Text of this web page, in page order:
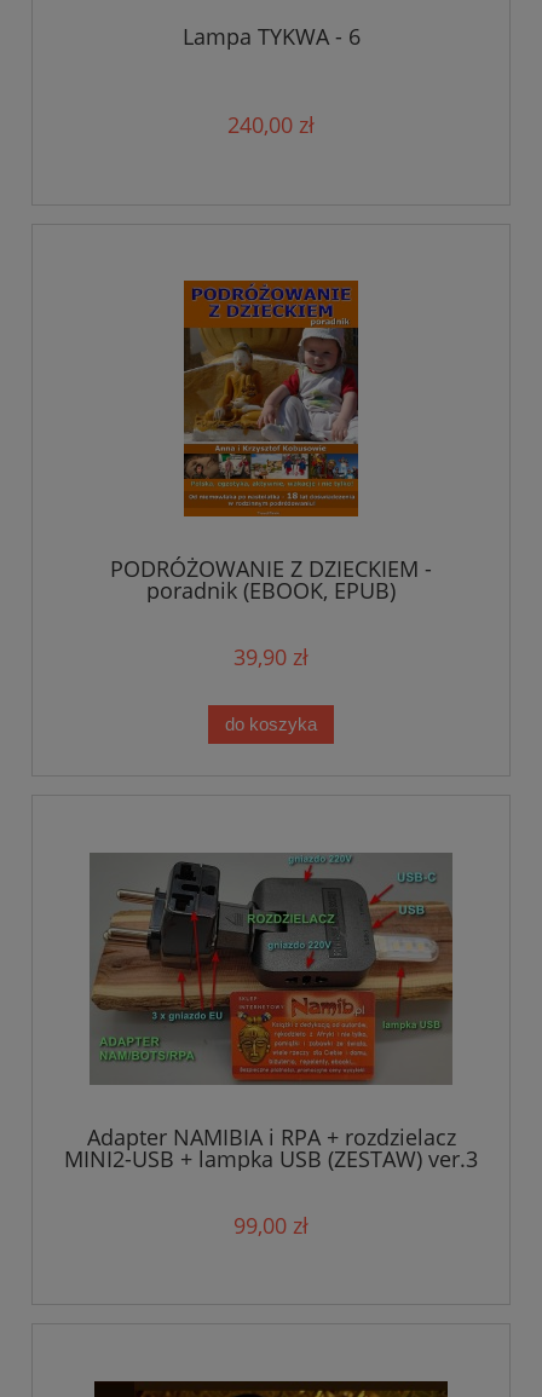
Lampa TYKWA - 6
240,00 zł
PODRÓŻOWANIE Z DZIECKIEM -
poradnik (EBOOK, EPUB)
39,90 zł
do koszyka
Adapter NAMIBIA i RPA + rozdzielacz
MINI2-USB + lampka USB (ZESTAW) ver.3
99,00 zł